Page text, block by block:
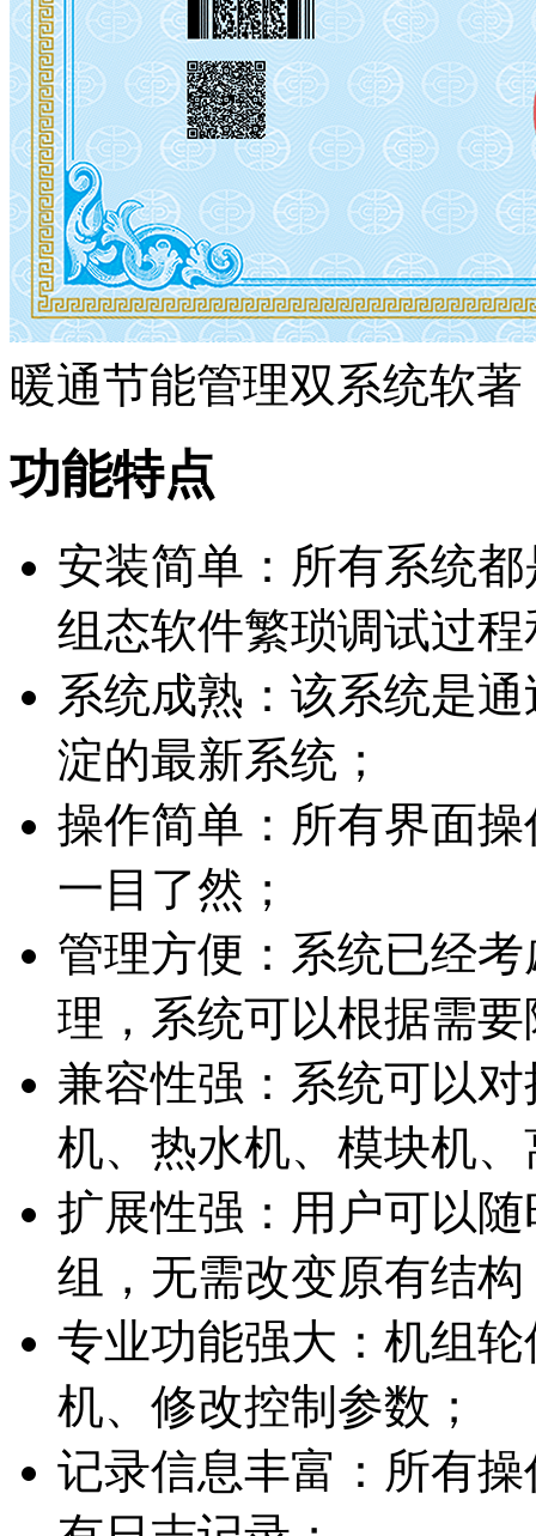
暖通节能管理双系统软著
功能特点
安装简单：所有系统
组态软件繁琐调试过
系统成熟：该系统是
淀的最新系统；
操作简单：所有界面
一目了然；
管理方便：系统已经
理，系统可以根据需
兼容性强：系统可以
机、热水机、模块机
扩展性强：用户可以
组，无需改变原有结
专业功能强大：机组
机、修改控制参数；
记录信息丰富：所有